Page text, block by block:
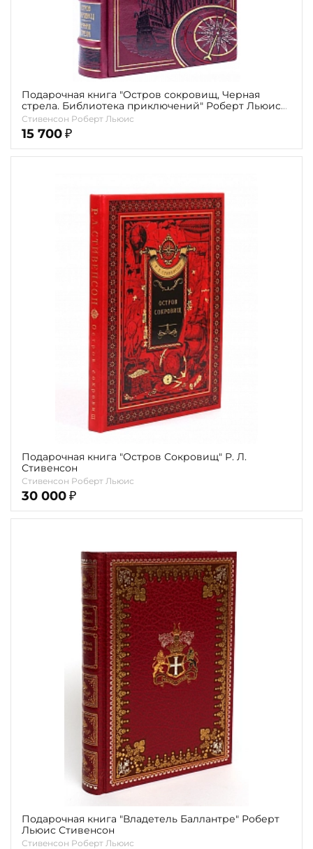
Подарочная книга "Остров сокровищ, Черная
стрела. Библиотека приключений" Роберт Льюис
Стивенсон
Стивенсон Роберт Льюис
15 700 ₽
Подарочная книга "Остров Сокровищ" Р. Л.
Стивенсон
Стивенсон Роберт Льюис
30 000 ₽
Подарочная книга "Владетель Баллантре" Роберт
Льюис Стивенсон
Стивенсон Роберт Льюис